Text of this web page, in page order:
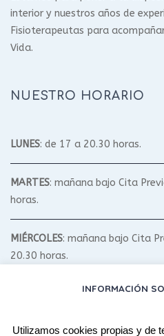
interior y nuestros años de
Fisioterapeutas para
Vida.
NUESTRO HORARIO
LUNES: de 17 a 20.30 horas.
MARTES: mañana bajo Cita
horas.
MIÉRCOLES: mañana bajo Cita
20.30 horas.
: mañana bajo Cita
INFORMACIÓN
Utilizamos cookies propias y de